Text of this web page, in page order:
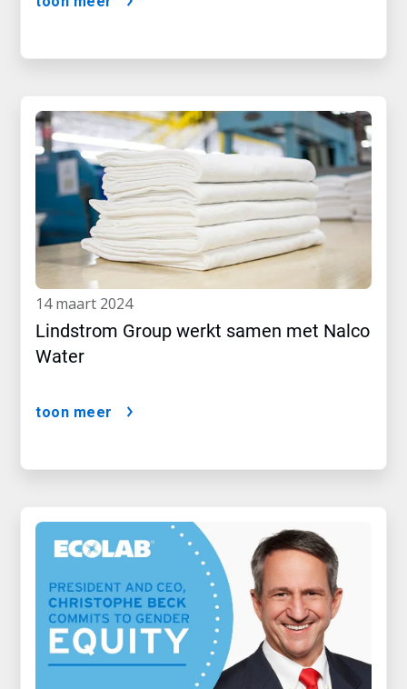
14 maart 2024
Lindstrom Group werkt samen met Nalco
Water
toon meer